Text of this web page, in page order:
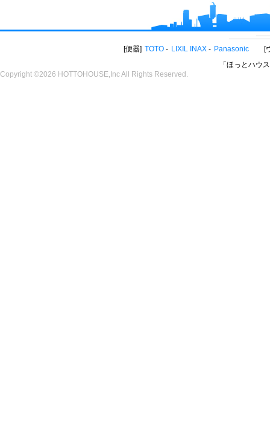
便器 TOTO LIXIL INAX Panasonic
「ほっとハウ
Copyright ©2026 HOTTOHOUSE,Inc All Rights Reserved.